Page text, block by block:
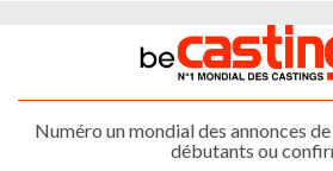
Numéro un mondial des annonces
débutants ou